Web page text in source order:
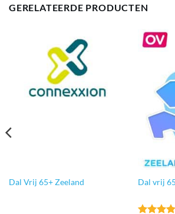
GERELATEERDE PRODUCTEN
Dal Vrij 65+ Zeeland Dal vrij